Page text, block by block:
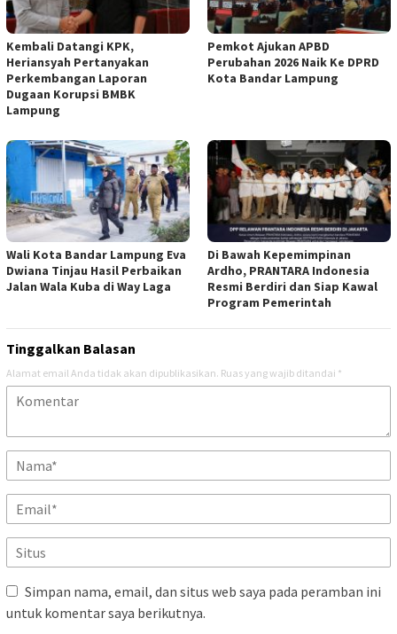
Kembali Datangi KPK,
Heriansyah Pertanyakan
Perkembangan Laporan
Dugaan Korupsi BMBK
Lampung
Pemkot Ajukan APBD
Perubahan 2026 Naik Ke DPRD
Kota Bandar Lampung
Wali Kota Bandar Lampung Eva
Dwiana Tinjau Hasil Perbaikan
Jalan Wala Kuba di Way Laga
Di Bawah Kepemimpinan
Ardho, PRANTARA Indonesia
Resmi Berdiri dan Siap Kawal
Program Pemerintah
Tinggalkan Balasan
Alamat email Anda tidak akan dipublikasikan. Ruas yang wajib ditandai *
Simpan nama, email, dan situs web saya pada peramban ini
untuk komentar saya berikutnya.